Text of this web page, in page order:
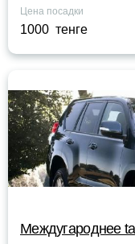
Цена посадки
1000 тенге
Междугароднее